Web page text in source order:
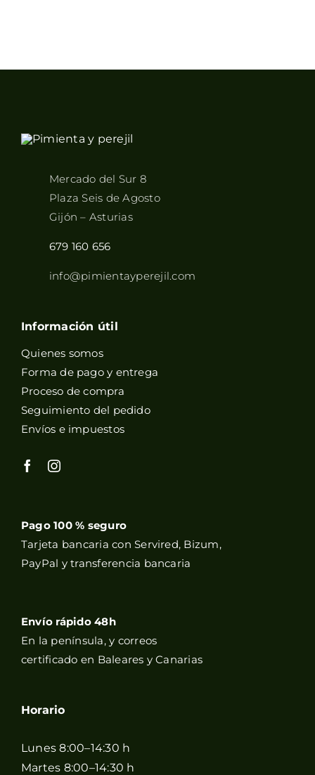
Mercado del Sur 8
Plaza Seis de Agosto
Gijón – Asturias
679 160 656
info@pimientayperejil.com
Información útil
Quienes somos
Forma de pago y entrega
Proceso de compra
Seguimiento del pedido
Envíos e impuestos
Pago 100 % seguro
Tarjeta bancaria con Servired, Bizum,
PayPal y transferencia bancaria
Envío rápido 48h
En la península, y correos
certificado en Baleares y Canarias
Horario
Lunes 8:00–14:30 h
Martes 8:00–14:30 h